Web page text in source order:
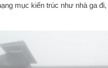
mục kiến trúc như nhà ga